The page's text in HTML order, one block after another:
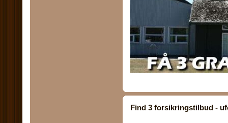
Find 3 forsikringstilbud -